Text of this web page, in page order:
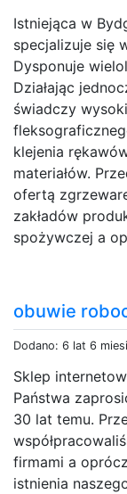
Istniejąca w
specjalizuje się
Dysponuje
Działając
świadczy
klejenia
materiałów.
ofertą
zakładów
spożywczej a
obuwie
Dodano: 6 lat 6
Sklep
Państwa
30 lat temu.
firmami a
istnienia